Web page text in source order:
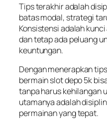
Tips terakhir adalah
batas modal, strategi
Konsistensi adalah
dan tetap ada peluang
keuntungan.
Dengan menerapkan
bermain slot depo 5k
tanpa harus kehilangan
utamanya adalah
permainan yang tepat.